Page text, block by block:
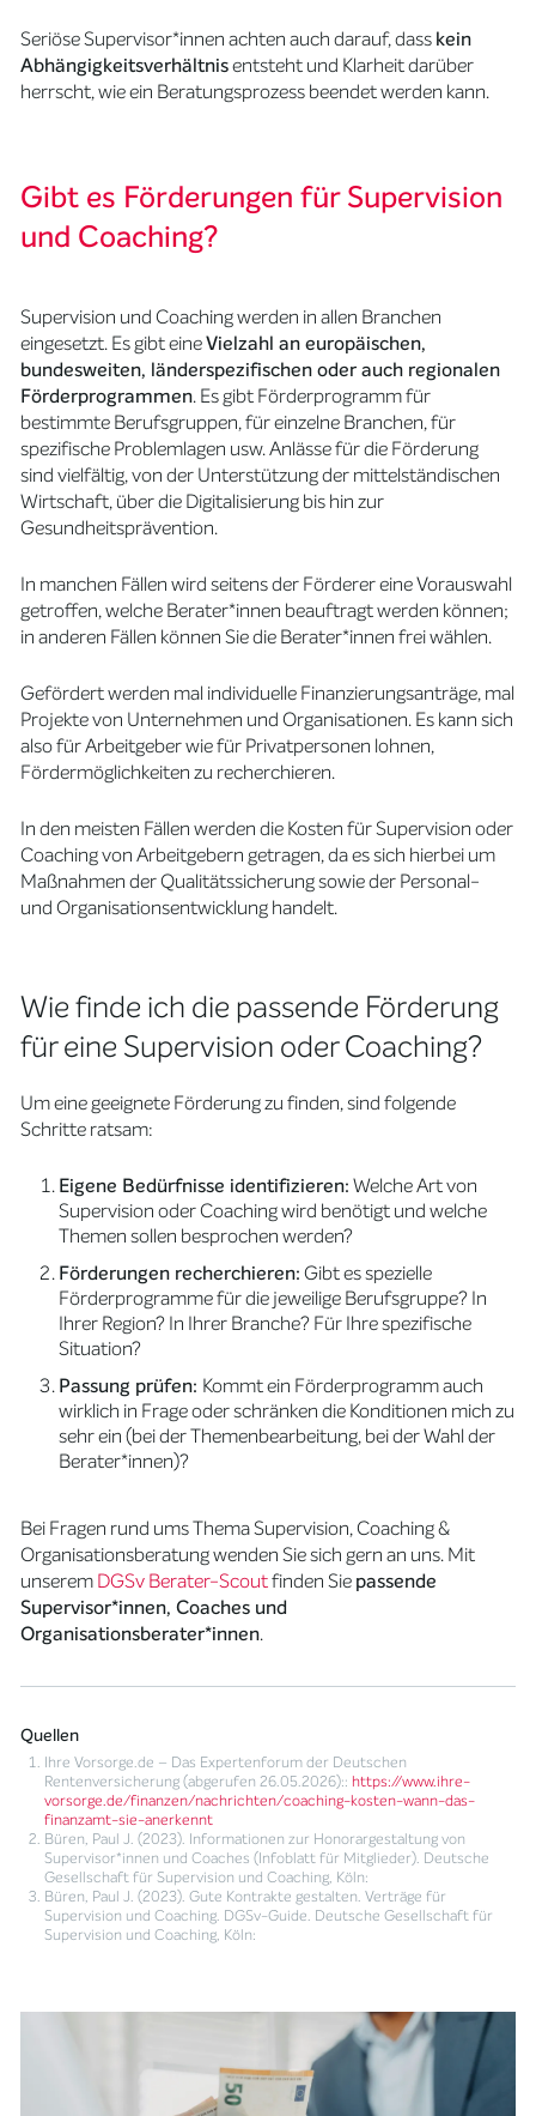
Seriöse Supervisor*innen achten auch darauf, dasskein
Abhängigkeitsverhältnisentsteht und Klarheit darüber
herrscht, wie ein Beratungsprozess beendet werden kann.
Gibt es Förderungen für Supervision
und Coaching?
Supervision und Coaching werden in allen Branchen
eingesetzt. Es gibt eineVielzahl an europäischen,
bundesweiten, länderspezifischen oder auch regionalen
Förderprogrammen. Es gibt Förderprogramm für
bestimmte Berufsgruppen, für einzelne Branchen, für
spezifische Problemlagen usw. Anlässe für die Förderung
sind vielfältig, von der Unterstützung der mittelständischen
Wirtschaft, über die Digitalisierung bis hin zur
Gesundheitsprävention.
In manchen Fällen wird seitens der Förderer eine Vorauswahl
getroffen, welche Berater*innen beauftragt werden können;
in anderen Fällen können Sie die Berater*innen frei wählen.
Gefördert werden mal individuelle Finanzierungsanträge, mal
Projekte von Unternehmen und Organisationen. Es kann sich
also für Arbeitgeber wie für Privatpersonen lohnen,
Fördermöglichkeiten zu recherchieren.
In den meisten Fällen werden die Kosten für Supervision oder
Coaching von Arbeitgebern getragen, da es sich hierbei um
Maßnahmen der Qualitätssicherung sowie der Personal-
und Organisationsentwicklung handelt.
Wie finde ich die passende Förderung
für eine Supervision oder Coaching?
Um eine geeignete Förderung zu finden, sind folgende
Schritte ratsam:
Eigene Bedürfnisse identifizieren:Welche Art von
Supervision oder Coaching wird benötigt und welche
Themen sollen besprochen werden?
Förderungen recherchieren:Gibt es spezielle
Förderprogramme für die jeweilige Berufsgruppe? In
Ihrer Region? In Ihrer Branche? Für Ihre spezifische
Situation?
Passung prüfen: Kommt ein Förderprogramm auch
wirklich in Frage oder schränken die Konditionen mich zu
sehr ein (bei der Themenbearbeitung, bei der Wahl der
Berater*innen)?
Bei Fragen rund ums Thema Supervision, Coaching &
Organisationsberatung wenden Sie sich gern an uns. Mit
unseremDGSv Berater-Scoutfinden Siepassende
Supervisor*innen, Coaches und
Organisationsberater*innen.
Quellen
Ihre Vorsorge.de – Das Expertenforum der Deutschen
Rentenversicherung (abgerufen 26.05.2026):: https://www.ihre-
vorsorge.de/finanzen/nachrichten/coaching-kosten-wann-das-
finanzamt-sie-anerkennt
Büren, Paul J. (2023). Informationen zur Honorargestaltung von
Supervisor*innen und Coaches (Infoblatt für Mitglieder). Deutsche
Gesellschaft für Supervision und Coaching, Köln:
Büren, Paul J. (2023). Gute Kontrakte gestalten. Verträge für
Supervision und Coaching. DGSv-Guide. Deutsche Gesellschaft für
Supervision und Coaching, Köln: